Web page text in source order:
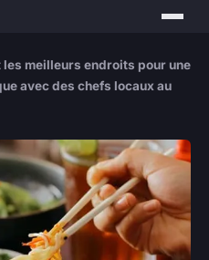
les meilleurs endroits pour une
avec des chefs locaux au